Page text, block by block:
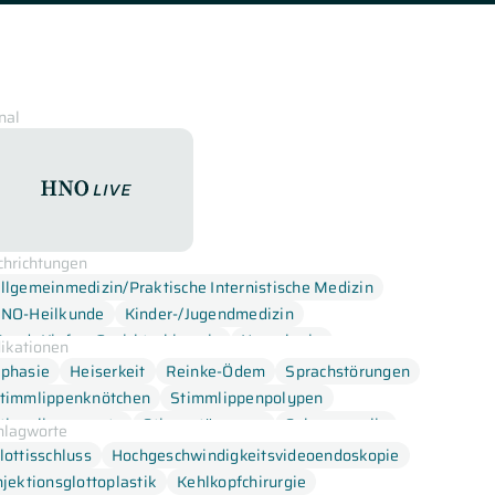
Praktische Internistische Medizin
Heilkunde
Kinder-/Jugendmedizin
Kiefer- Gesichtschirurgie
Neurologie
Medizin
HNOLive
Heiserkeit Reinke-Ödem
Sprachstörungen
Stimmlippenpolypen
Stimmstörungen Sulcus vocalis
Hochgeschwindigkeitsvideoendoskopie
Kehlkopfchirurgie